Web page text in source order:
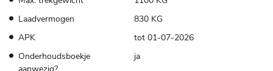
Laadvermogen
830 KG
APK
tot 01-07-2026
Onderhoudsboekje
ja